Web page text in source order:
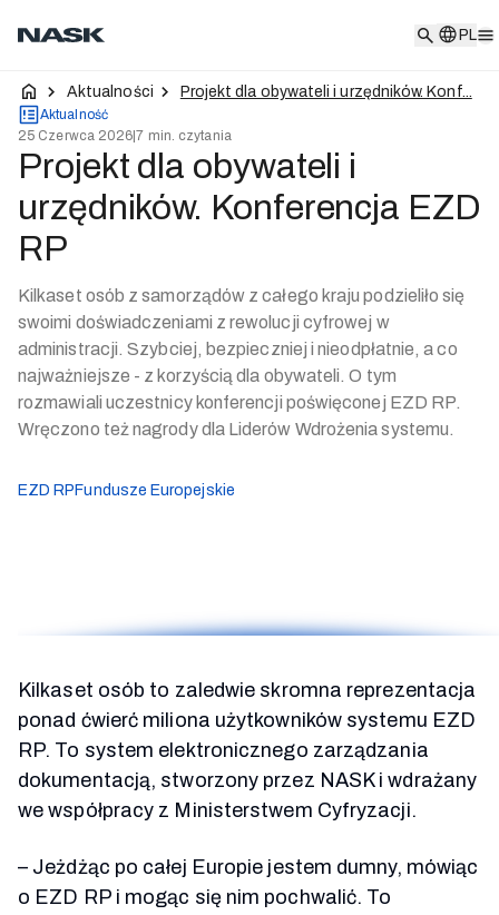
PL
Aktualności Projekt dla obywateli i urzędników. Konf...
Aktualność
25 Czerwca 2026 |7 min. czytania
Projekt dla obywateli i
urzędników. Konferencja EZD
RP
Kilkaset osób z samorządów z całego kraju podzieliło się
swoimi doświadczeniami z rewolucji cyfrowej w
administracji. Szybciej, bezpieczniej i nieodpłatnie, a co
najważniejsze - z korzyścią dla obywateli. O tym
rozmawiali uczestnicy konferencji poświęconej EZD RP.
Wręczono też nagrody dla Liderów Wdrożenia systemu.
EZD RP Fundusze Europejskie
Kilkaset osób to zaledwie skromna reprezentacja
ponad ćwierć miliona użytkowników systemu EZD
RP. To system elektronicznego zarządzania
dokumentacją, stworzony przez NASK i wdrażany
we współpracy z Ministerstwem Cyfryzacji.
– Jeżdżąc po całej Europie jestem dumny, mówiąc
o EZD RP i mogąc się nim pochwalić. To